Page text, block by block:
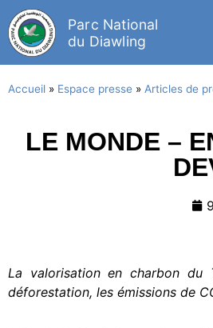
Parc National
du Diawling
Accueil » Espace presse » Articles de
LE MONDE –
La valorisation en charbon du
déforestation, les émissions de